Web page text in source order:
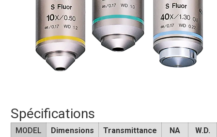
Spécifications
MODEL Dimensions Transmittance NA
W.D.